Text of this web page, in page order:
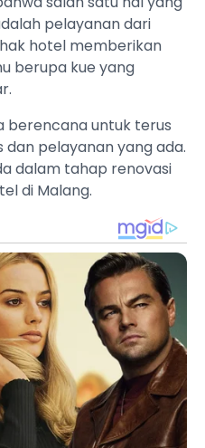
pelayanan dari
hotel memberikan
berupa kue yang
berencana untuk terus
pelayanan yang ada.
dalam tahap renovasi
di Malang.